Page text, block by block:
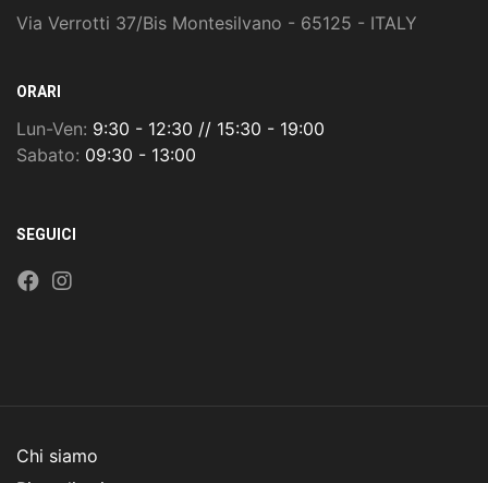
Via Verrotti 37/Bis Montesilvano - 65125 - ITALY
ORARI
Lun-Ven: 9:30 - 12:30 // 15:30 - 19:00
Sabato: 09:30 - 13:00
SEGUICI
Chi siamo